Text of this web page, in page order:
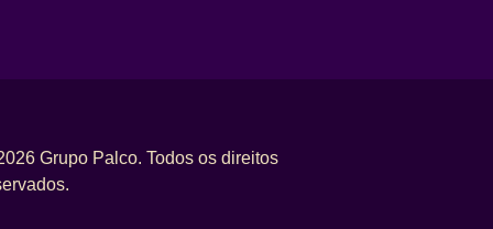
Grupo Palco. Todos os direitos